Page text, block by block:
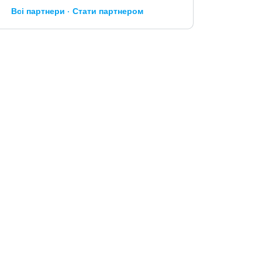
Всі партнери Стати партнером